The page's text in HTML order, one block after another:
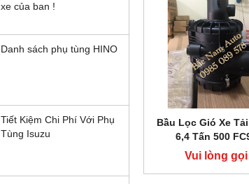
xe của ban !
Danh sách phụ tùng HINO
Tiết Kiệm Chi Phí Với Phụ
Tùng Isuzu
Bầu Lọc Gió Xe
6,4 Tấn 500
Vui lòng gọi